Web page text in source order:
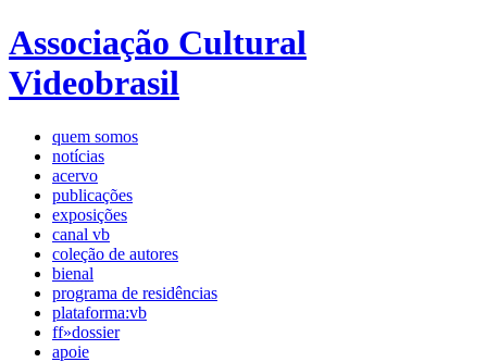
Associação Cultural
Videobrasil
quem somos
notícias
acervo
publicações
exposições
canal vb
coleção de autores
bienal
programa de residências
plataforma:vb
ff»dossier
apoie